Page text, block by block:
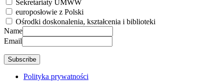
Sekretariaty UMWW
europosłowie z Polski
Ośrodki doskonalenia, kształcenia i biblioteki
Name
Email
Polityka prywatności